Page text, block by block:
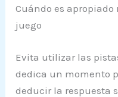
Cuándo es
juego
Evita utilizar las
dedica un momento
deducir la respuesta